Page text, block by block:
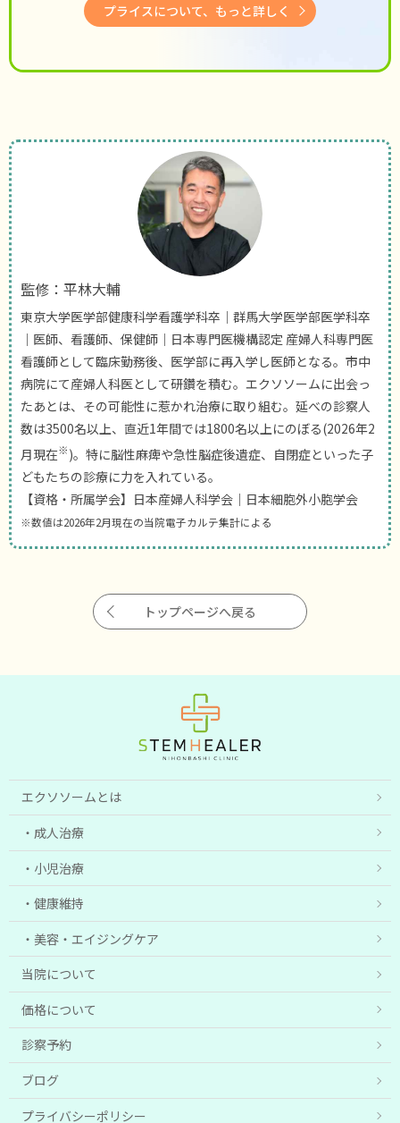
プライスについて、もっと詳しく
監修：平林大輔
東京大学医学部健康科学看護学科卒｜群馬大学医学部医学科卒
｜医師、看護師、保健師｜日本専門医機構認定 産婦人科専門医
看護師として臨床勤務後、医学部に再入学し医師となる。市中
病院にて産婦人科医として研鑽を積む。エクソソームに出会っ
たあとは、その可能性に惹かれ治療に取り組む。延べの診察人
数は3500名以上、直近1年間では1800名以上にのぼる(2026年2
月現在※)。特に脳性麻痺や急性脳症後遺症、自閉症といった子
どもたちの診療に力を入れている。
【資格・所属学会】日本産婦人科学会｜日本細胞外小胞学会
※数値は2026年2月現在の当院電子カルテ集計による
トップページへ戻る
エクソソームとは
成人治療
小児治療
健康維持
美容・エイジングケア
当院について
価格について
診察予約
ブログ
プライバシーポリシー